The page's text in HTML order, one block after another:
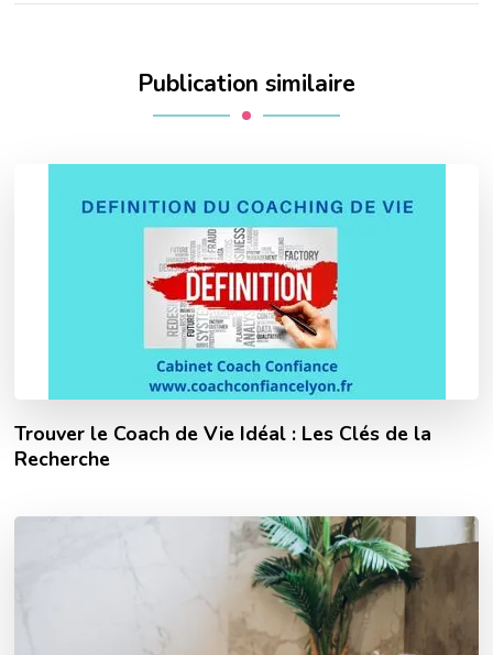
Publication similaire
Trouver le Coach de Vie Idéal : Les Clés de la
Recherche